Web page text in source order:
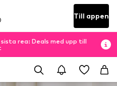
Till appen
sista rea: Deals med upp till